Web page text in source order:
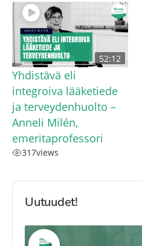
52:12
Yhdistävä eli
integroiva lääketiede
ja terveydenhuolto –
Anneli Milén,
emeritaprofessori
317views
Uutuudet!